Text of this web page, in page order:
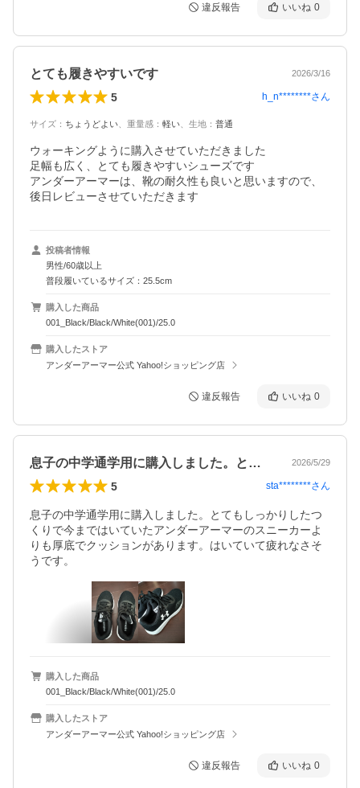
違反報告 いいね 0
とても履きやすいです 2026/3/16
5 h_n********さん
サイズ ： ちょうどよい 重量感 ： 軽い 生地 ： 普通
ウォーキングように購入させていただきました
足幅も広く、とても履きやすいシューズです
アンダーアーマーは、靴の耐久性も良いと思いますので、
後日レビューさせていただきます
投稿者情報
男性/60歳以上
普段履いているサイズ：25.5cm
購入した商品
001_Black/Black/White(001)/25.0
購入したストア
アンダーアーマー公式 Yahoo!ショッピング店
違反報告 いいね 0
息子の中学通学用に購入しました。とても… 2026/5/29
5 sta********さん
息子の中学通学用に購入しました。とてもしっかりしたつ
くりで今まではいていたアンダーアーマーのスニーカーよ
りも厚底でクッションがあります。はいていて疲れなさそ
うです。
購入した商品
001_Black/Black/White(001)/25.0
購入したストア
アンダーアーマー公式 Yahoo!ショッピング店
違反報告 いいね 0